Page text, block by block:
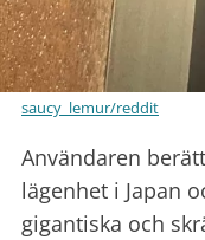
saucy_lemur/reddit
Användaren
lägenhet i Japan
gigantiska och